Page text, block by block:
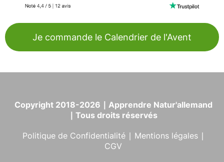
Je commande le Calendrier de l'Avent
Copyright 2018-2026 ∣ Apprendre Natur'allemand
∣ Tous droits réservés
Politique de Confidentialité∣ Mentions légales∣
CGV